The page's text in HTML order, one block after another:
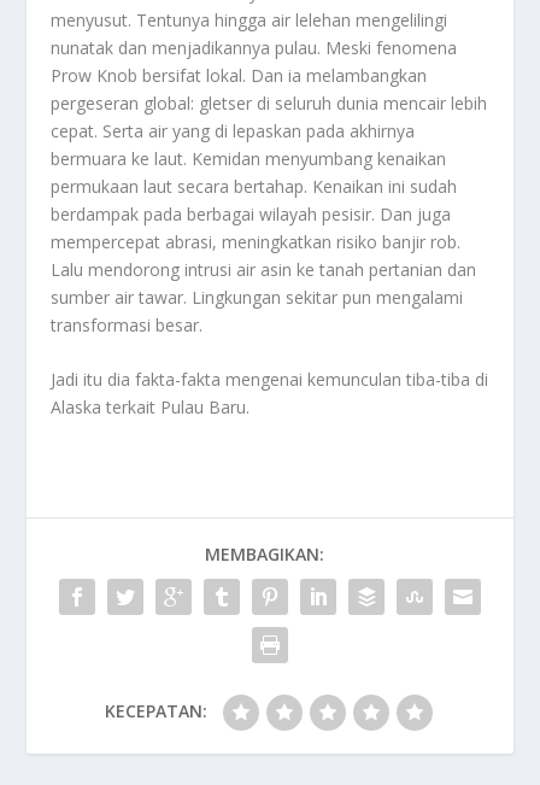
menyusut. Tentunya hingga air lelehan mengelilingi
nunatak dan menjadikannya pulau. Meski fenomena
Prow Knob bersifat lokal. Dan ia melambangkan
pergeseran global: gletser di seluruh dunia mencair lebih
cepat. Serta air yang di lepaskan pada akhirnya
bermuara ke laut. Kemidan menyumbang kenaikan
permukaan laut secara bertahap. Kenaikan ini sudah
berdampak pada berbagai wilayah pesisir. Dan juga
mempercepat abrasi, meningkatkan risiko banjir rob.
Lalu mendorong intrusi air asin ke tanah pertanian dan
sumber air tawar. Lingkungan sekitar pun mengalami
transformasi besar.
Jadi itu dia fakta-fakta mengenai kemunculan tiba-tiba di
Alaska terkait Pulau Baru.
MEMBAGIKAN:
KECEPATAN: